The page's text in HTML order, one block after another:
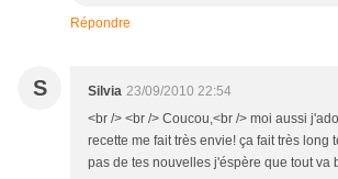
Répondre
S Silvia 23/09/2010 22:54
<br /> <br /> Coucou,<br /> moi aussi
recette me fait très envie! ça fait très long
pas de tes nouvelles j'éspère que tout va